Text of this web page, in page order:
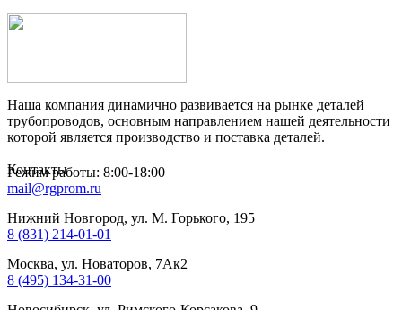
Наша компания динамично развивается на рынке деталей
трубопроводов, основным направлением нашей деятельности
которой является производство и поставка деталей.
Контакты
Режим работы: 8:00-18:00
mail@rgprom.ru
Нижний Новгород, ул. М. Горького, 195
8 (831) 214-01-01
Москва, ул. Новаторов, 7Ак2
8 (495) 134-31-00